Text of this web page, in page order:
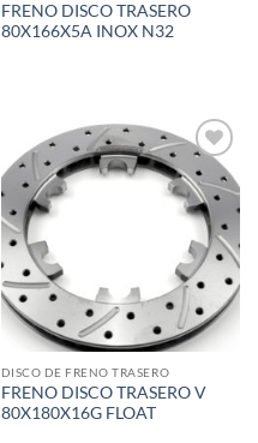
FRENO DISCO TRASERO
80X166X5A INOX N32
Add to
wishlist
DISCO DE FRENO TRASERO
FRENO DISCO TRASERO V
80X180X16G FLOAT